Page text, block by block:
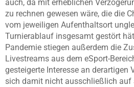
auch, da mit erheblichen
zu rechnen gewesen wäre, die die
vom jeweiligen Aufenthaltsort
Turnierablauf insgesamt gestört
Pandemie stiegen außerdem die
Livestreams aus dem eSport-
gesteigerte Interesse an derartigen
sich damit nicht ausschließlich auf